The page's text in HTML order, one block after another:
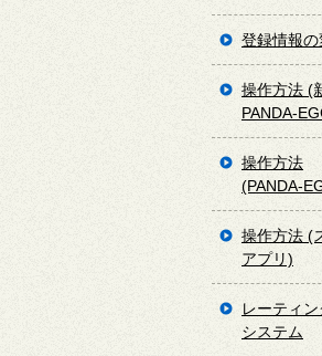
登録情報の
操作方法 (
PANDA-
操作方法
(PANDA-
操作方法 (
アプリ)
レーティン
システム